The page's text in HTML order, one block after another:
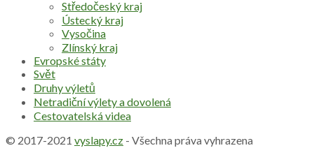
Středočeský kraj
Ústecký kraj
Vysočina
Zlínský kraj
Evropské státy
Svět
Druhy výletů
Netradiční výlety a dovolená
Cestovatelská videa
© 2017-2021 vyslapy.cz - Všechna práva vyhrazena